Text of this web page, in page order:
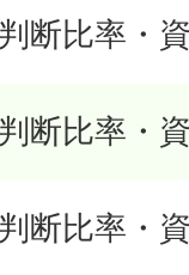
断比率・
断比率・
断比率・